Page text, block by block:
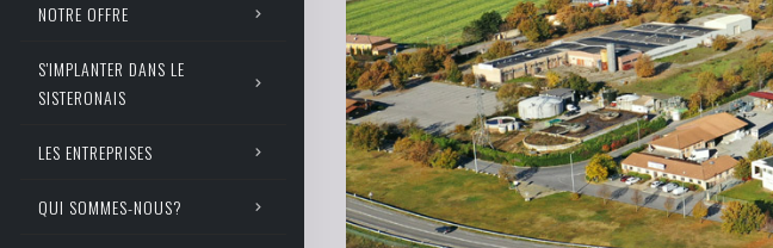
NOTRE OFFRE
S'IMPLANTER DANS LE
SISTERONAIS
LES ENTREPRISES
QUI SOMMES-NOUS?